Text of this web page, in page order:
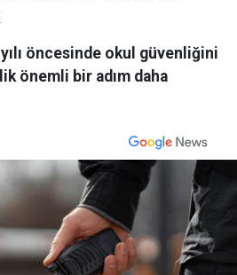
öncesinde okul güvenliğini
önemli bir adım daha